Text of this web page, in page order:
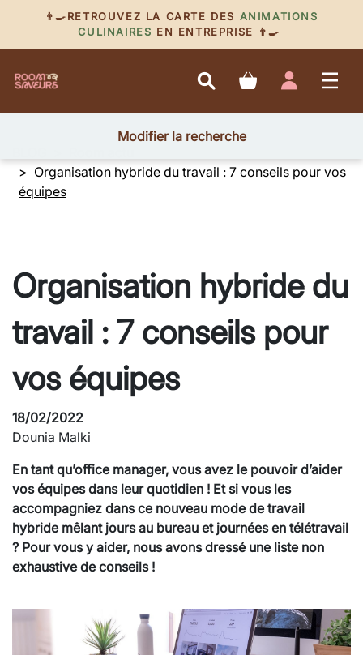
👨‍🍳RETROUVEZ LA CARTE DES ANIMATIONS
CULINAIRES EN ENTREPRISE 👨‍🍳
Modifier la recherche
Organisation hybride du travail : 7 conseils pour vos
équipes
Organisation hybride du
travail : 7 conseils pour
vos équipes
18/02/2022
Dounia Malki
En tant qu’office manager, vous avez le pouvoir d’aider
vos équipes dans leur quotidien ! Et si vous les
accompagniez dans ce nouveau mode de travail
hybride mêlant jours au bureau et journées en télétravail
? Pour vous y aider, nous avons dressé une liste non
exhaustive de conseils !